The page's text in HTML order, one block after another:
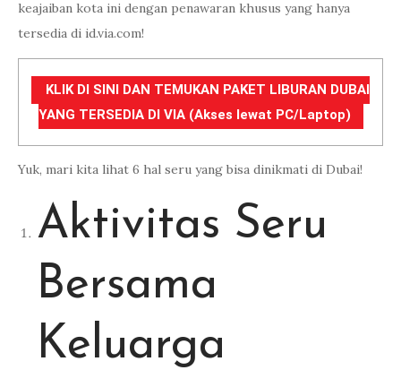
keajaiban kota ini dengan penawaran khusus yang hanya
tersedia di id.via.com!
KLIK DI SINI DAN TEMUKAN PAKET LIBURAN DUBAI
YANG TERSEDIA DI VIA (Akses lewat PC/Laptop)
Yuk, mari kita lihat 6 hal seru yang bisa dinikmati di Dubai!
Aktivitas Seru
Bersama
Keluarga